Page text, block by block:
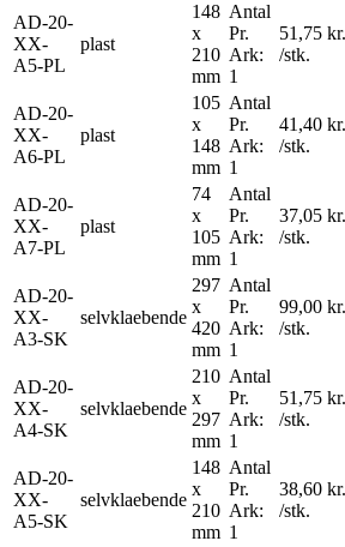
AD-20-
XX-
A5-PL
plast
148
x
210
mm
Antal
Pr.
Ark:
1
51,75 kr.
/stk.
AD-20-
XX-
A6-PL
plast
105
x
148
mm
Antal
Pr.
Ark:
1
41,40 kr.
/stk.
AD-20-
XX-
A7-PL
plast
74
x
105
mm
Antal
Pr.
Ark:
1
37,05 kr.
/stk.
AD-20-
XX-
A3-SK
selvklaebende
297
x
420
mm
Antal
Pr.
Ark:
1
99,00 kr.
/stk.
AD-20-
XX-
A4-SK
selvklaebende
210
x
297
mm
Antal
Pr.
Ark:
1
51,75 kr.
/stk.
AD-20-
XX-
A5-SK
selvklaebende
148
x
210
mm
Antal
Pr.
Ark:
1
38,60 kr.
/stk.